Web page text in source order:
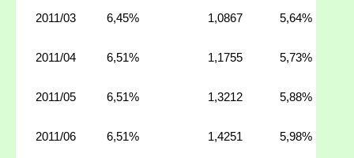
2011/03 6,45% 1,0867 5,64%
2011/04 6,51% 1,1755 5,73%
2011/05 6,51% 1,3212 5,88%
2011/06 6,51% 1,4251 5,98%